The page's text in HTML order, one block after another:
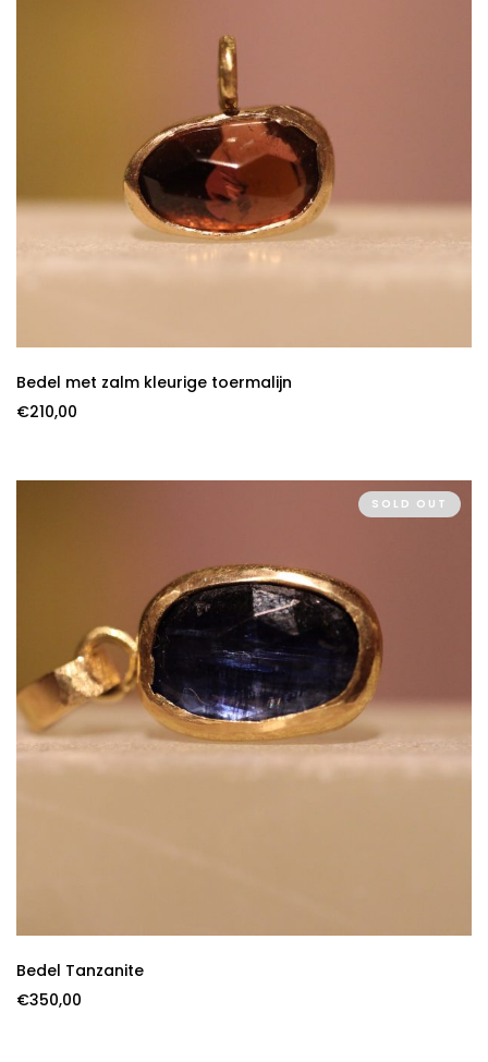
Bedel met zalm kleurige toermalijn
€210,00
SOLD OUT
Bedel Tanzanite
€350,00